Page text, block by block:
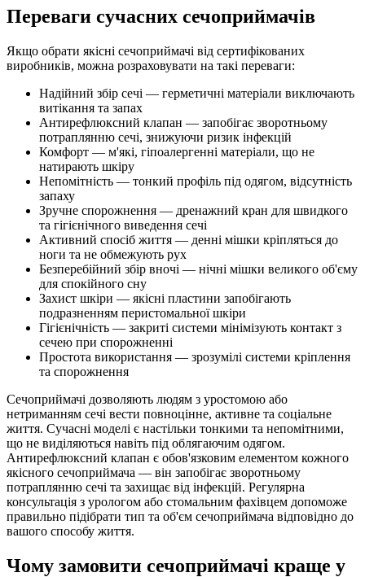
Переваги сучасних сечоприймачів
Якщо обрати якісні сечоприймачі від сертифікованих
виробників, можна розраховувати на такі переваги:
Надійний збір сечі — герметичні матеріали виключають
витікання та запах
Антирефлюксний клапан — запобігає зворотньому
потраплянню сечі, знижуючи ризик інфекцій
Комфорт — м'які, гіпоалергенні матеріали, що не
натирають шкіру
Непомітність — тонкий профіль під одягом, відсутність
запаху
Зручне спорожнення — дренажний кран для швидкого
та гігієнічного виведення сечі
Активний спосіб життя — денні мішки кріпляться до
ноги та не обмежують рух
Безперебійний збір вночі — нічні мішки великого об'єму
для спокійного сну
Захист шкіри — якісні пластини запобігають
подразненням перистомальної шкіри
Гігієнічність — закриті системи мінімізують контакт з
сечею при спорожненні
Простота використання — зрозумілі системи кріплення
та спорожнення
Сечоприймачі дозволяють людям з уростомою або
нетриманням сечі вести повноцінне, активне та соціальне
життя. Сучасні моделі є настільки тонкими та непомітними,
що не виділяються навіть під облягаючим одягом.
Антирефлюксний клапан є обов'язковим елементом кожного
якісного сечоприймача — він запобігає зворотньому
потраплянню сечі та захищає від інфекцій. Регулярна
консультація з урологом або стомальним фахівцем допоможе
правильно підібрати тип та об'єм сечоприймача відповідно до
вашого способу життя.
Чому замовити сечоприймачі краще у